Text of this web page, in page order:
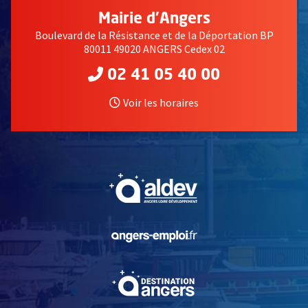
Mairie d'Angers
Boulevard de la Résistance et de la Déportation BP
80011 49020 ANGERS Cedex 02
02 41 05 40 00
Voir les horaires
, Ouvre une nouvelle